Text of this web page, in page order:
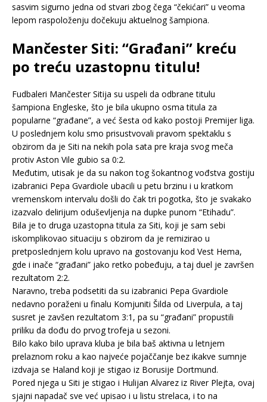
sasvim sigurno jedna od stvari zbog čega “čekićari” u veoma
lepom raspoloženju dočekuju aktuelnog šampiona.
Mančester Siti: “Građani” kreću
po treću uzastopnu titulu!
Fudbaleri Mančester Sitija su uspeli da odbrane titulu
šampiona Engleske, što je bila ukupno osma titula za
popularne “građane”, a već šesta od kako postoji Premijer liga.
U poslednjem kolu smo prisustvovali pravom spektaklu s
obzirom da je Siti na nekih pola sata pre kraja svog meča
protiv Aston Vile gubio sa 0:2.
Međutim, utisak je da su nakon tog šokantnog vođstva gostiju
izabranici Pepa Gvardiole ubacili u petu brzinu i u kratkom
vremenskom intervalu došli do čak tri pogotka, što je svakako
izazvalo delirijum oduševljenja na dupke punom “Etihadu”.
Bila je to druga uzastopna titula za Siti, koji je sam sebi
iskomplikovao situaciju s obzirom da je remizirao u
pretposlednjem kolu upravo na gostovanju kod Vest Hema,
gde i inače “građani” jako retko pobeđuju, a taj duel je završen
rezultatom 2:2.
Naravno, treba podsetiti da su izabranici Pepa Gvardiole
nedavno poraženi u finalu Komjuniti Šilda od Liverpula, a taj
susret je zavšen rezultatom 3:1, pa su “građani” propustili
priliku da dođu do prvog trofeja u sezoni.
Bilo kako bilo uprava kluba je bila baš aktivna u letnjem
prelaznom roku a kao najveće pojaččanje bez ikakve sumnje
izdvaja se Haland koji je stigao iz Borusije Dortmund.
Pored njega u Siti je stigao i Hulijan Alvarez iz River Plejta, ovaj
sjajni napadač sve već upisao i u listu strelaca, i to na